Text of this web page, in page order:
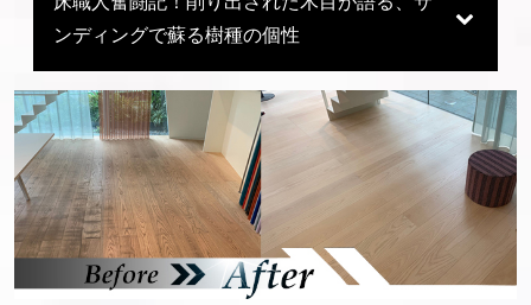
ンディングで蘇る樹種の個性